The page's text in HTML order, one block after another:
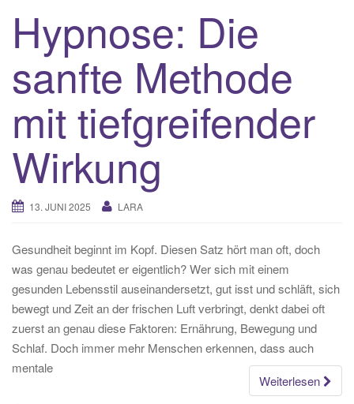
Hypnose: Die
sanfte Methode
mit tiefgreifender
Wirkung
13. JUNI 2025 LARA
Gesundheit beginnt im Kopf. Diesen Satz hört man oft, doch
was genau bedeutet er eigentlich? Wer sich mit einem
gesunden Lebensstil auseinandersetzt, gut isst und schläft, sich
bewegt und Zeit an der frischen Luft verbringt, denkt dabei oft
zuerst an genau diese Faktoren: Ernährung, Bewegung und
Schlaf. Doch immer mehr Menschen erkennen, dass auch
mentale
Weiterlesen